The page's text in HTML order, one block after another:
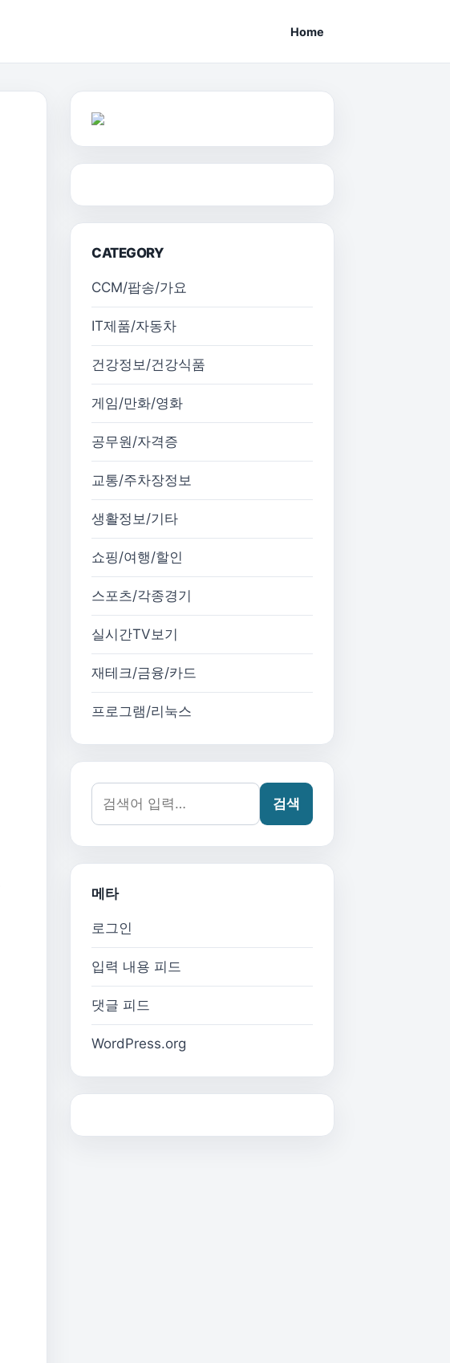
Home
CATEGORY
CCM/팝송/가요
IT제품/자동차
건강정보/건강식품
게임/만화/영화
공무원/자격증
교통/주차장정보
생활정보/기타
쇼핑/여행/할인
스포츠/각종경기
실시간TV보기
재테크/금융/카드
프로그램/리눅스
검색어:
검색
메타
로그인
입력 내용 피드
댓글 피드
WordPress.org